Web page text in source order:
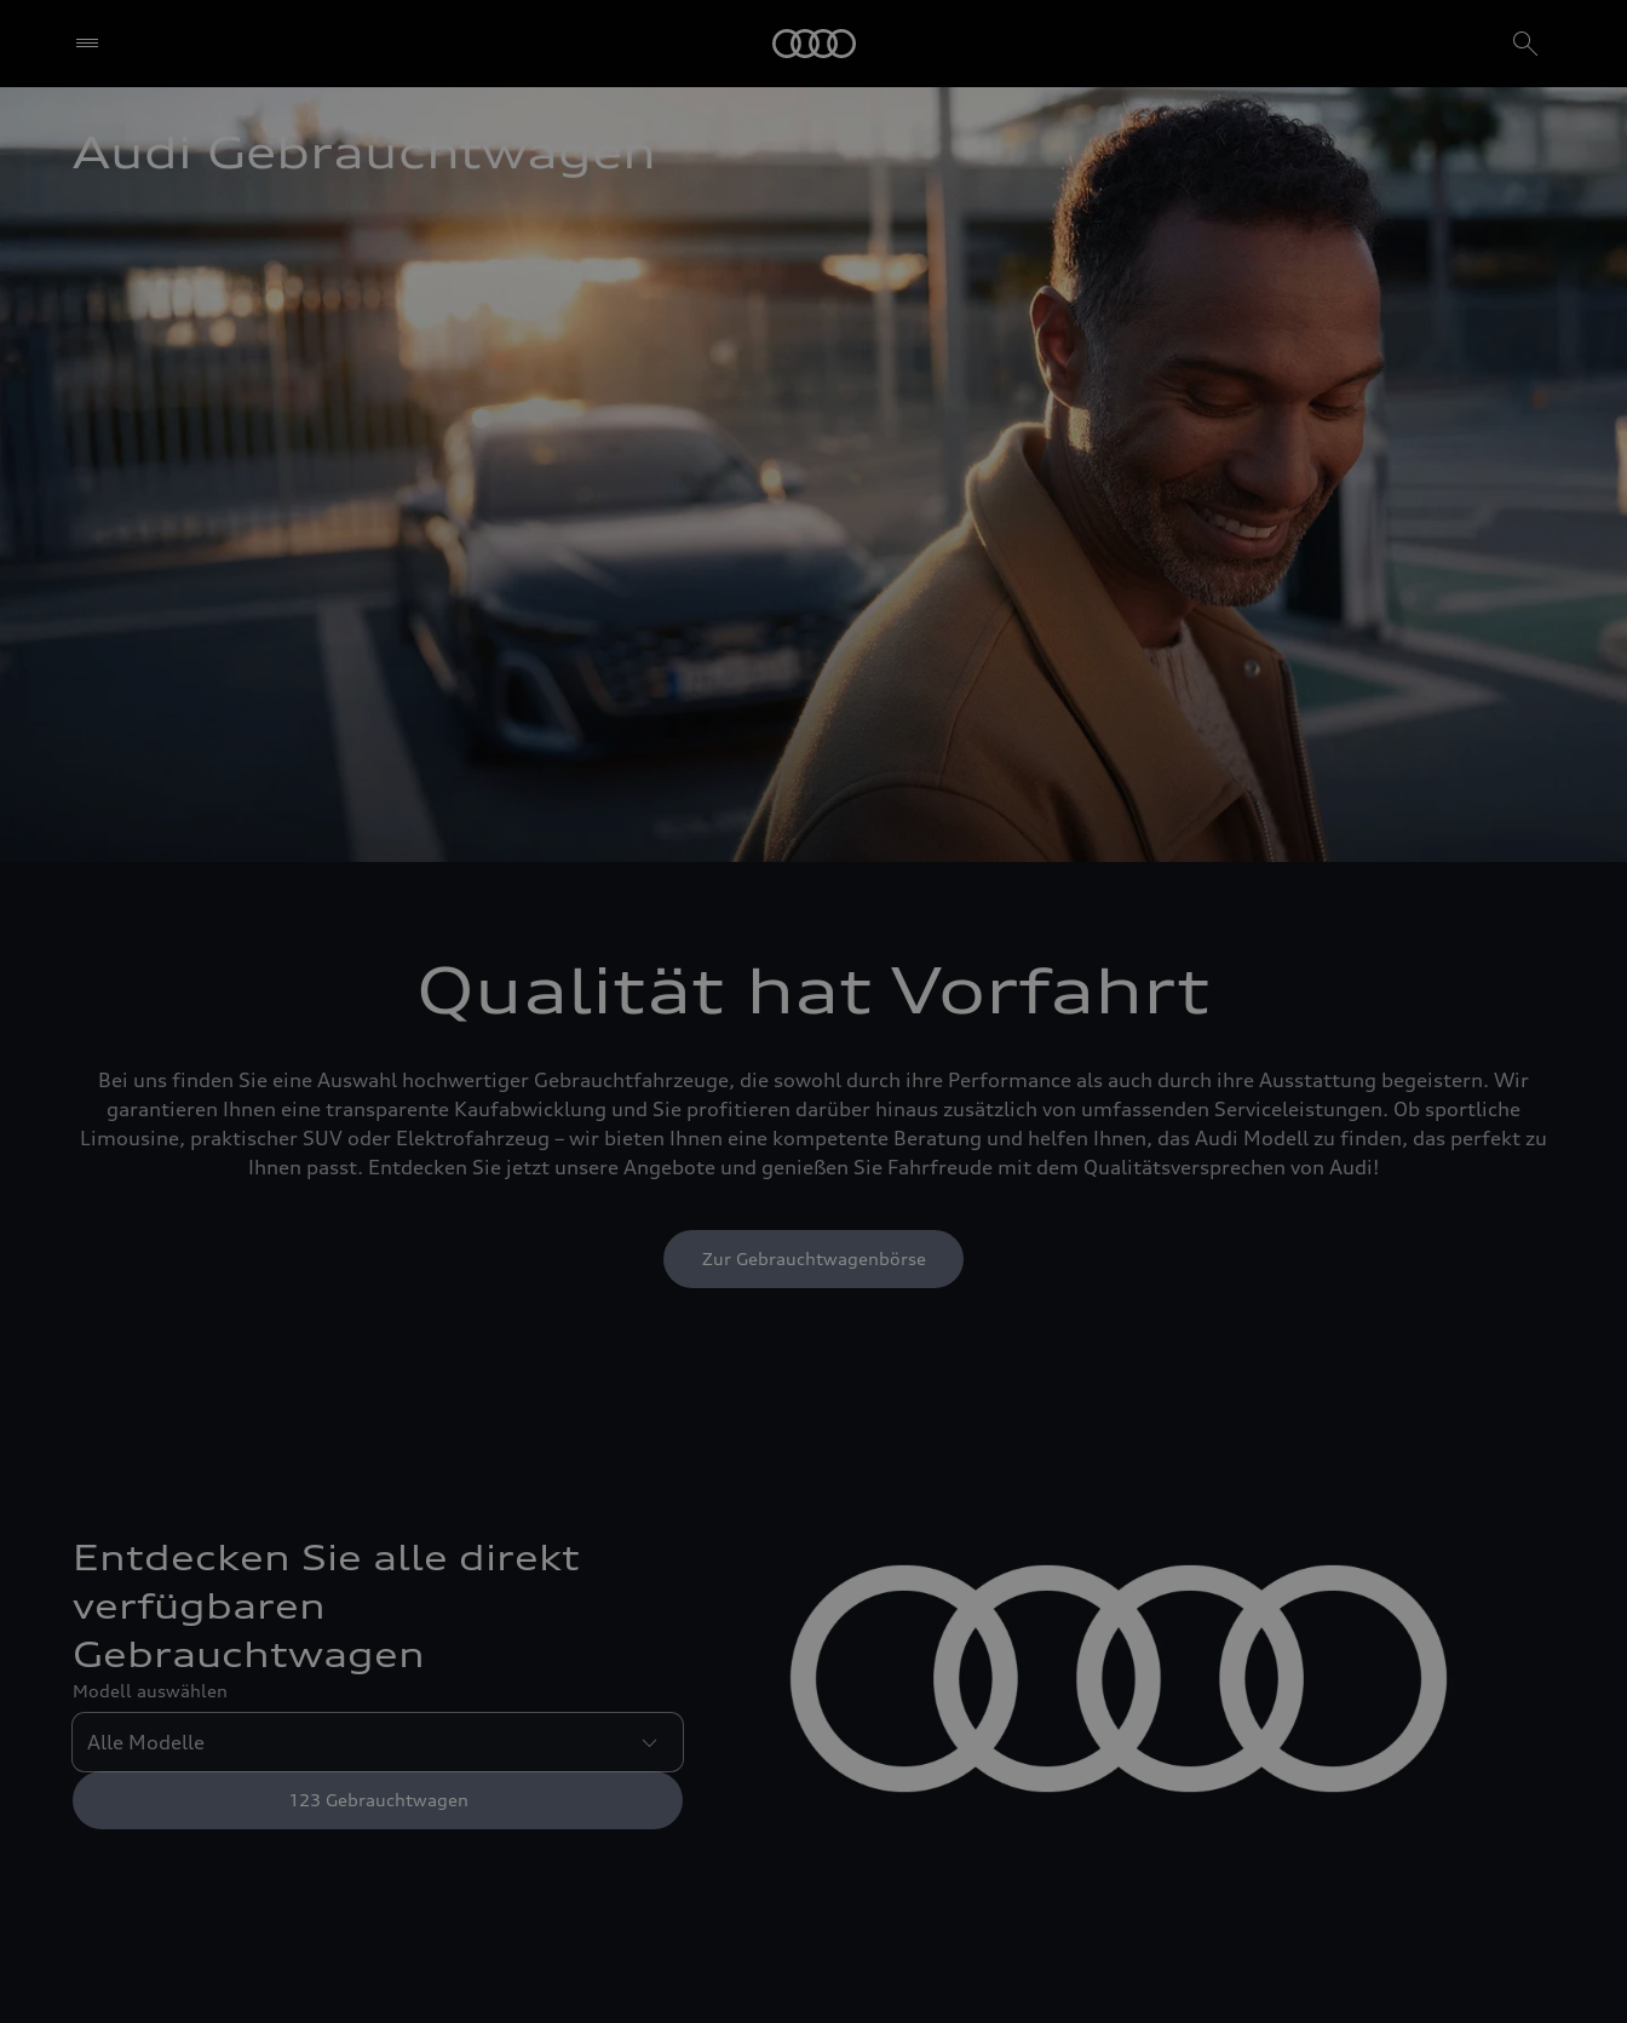
Audi Gebrauchtwagen
Qualität hat Vorfahrt
Bei uns finden Sie eine Auswahl hochwertiger Gebrauchtfahrzeuge, die sowohl durch ihre Performance als auch durch ihre Ausstattung begeistern. Wir
garantieren Ihnen eine transparente Kaufabwicklung und Sie profitieren darüber hinaus zusätzlich von umfassenden Serviceleistungen. Ob sportliche
Limousine, praktischer SUV oder Elektrofahrzeug – wir bieten Ihnen eine kompetente Beratung und helfen Ihnen, das Audi Modell zu finden, das perfekt zu
Ihnen passt. Entdecken Sie jetzt unsere Angebote und genießen Sie Fahrfreude mit dem Qualitätsversprechen von Audi!
Zur Gebrauchtwagenbörse
Entdecken Sie alle direkt
verfügbaren
Gebrauchtwagen
Modell auswählen
123 Gebrauchtwagen